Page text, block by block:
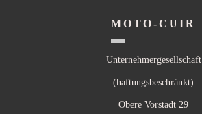
MOTO-CUIR
Unternehmergesellschaft
(haftungsbeschränkt)
Obere Vorstadt 29